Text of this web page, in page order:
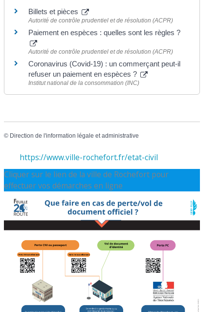
Billets et pièces
Autorité de contrôle prudentiel et de résolution (ACPR)
Paiement en espèces : quelles sont les règles ?
Autorité de contrôle prudentiel et de résolution (ACPR)
Coronavirus (Covid-19) : un commerçant peut-il
refuser un paiement en espèces ?
Institut national de la consommation (INC)
© Direction de l'information légale et administrative
https://www.ville-rochefort.fr/etat-civil
Cliquer sur le lien de la ville de Rochefort pour
effectuer vos démarches en ligne